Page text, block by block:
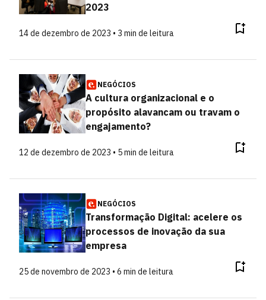
2023
14 de dezembro de 2023 • 3 min de leitura
NEGÓCIOS
A cultura organizacional e o
propósito alavancam ou travam o
engajamento?
12 de dezembro de 2023 • 5 min de leitura
NEGÓCIOS
Transformação Digital: acelere os
processos de inovação da sua
empresa
25 de novembro de 2023 • 6 min de leitura